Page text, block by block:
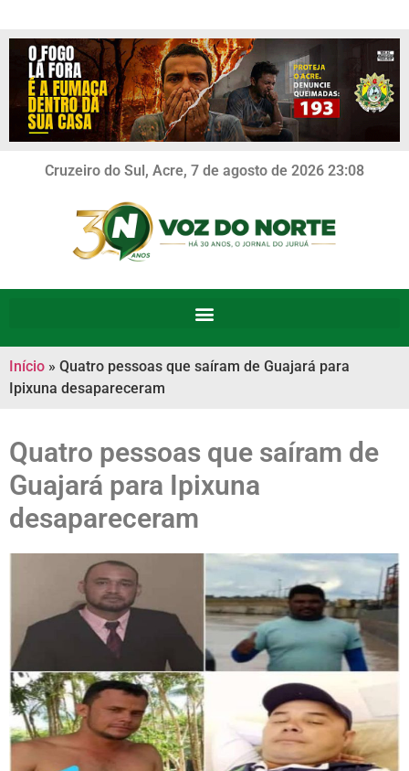
Cruzeiro do Sul, Acre, 7 de agosto de 2026 23:08
Início » Quatro pessoas que saíram de Guajará para
Ipixuna desapareceram
Quatro pessoas que saíram de
Guajará para Ipixuna
desapareceram